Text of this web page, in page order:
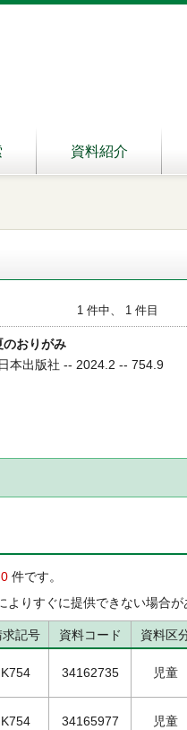
資料紹介
1 件中、 1 件目
のおりがみ
本出版社 -- 2024.2 -- 754.9
0 件です。
りすぐに提供できない場合が
求記号 資料コード 資料区
K754 34162735 児童
K754 34165977 児童